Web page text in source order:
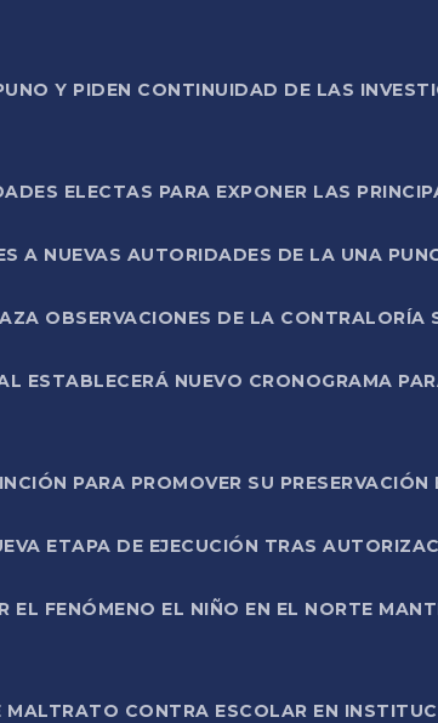
Y PIDEN CONTINUIDAD DE LAS
ELECTAS PARA EXPONER LAS
A NUEVAS AUTORIDADES DE LA UNA
OBSERVACIONES DE LA CONTRALORÍA
ESTABLECERÁ NUEVO CRONOGRAMA
PARA PROMOVER SU PRESERVACIÓN
ETAPA DE EJECUCIÓN TRAS
EL FENÓMENO EL NIÑO EN EL NORTE
MALTRATO CONTRA ESCOLAR EN